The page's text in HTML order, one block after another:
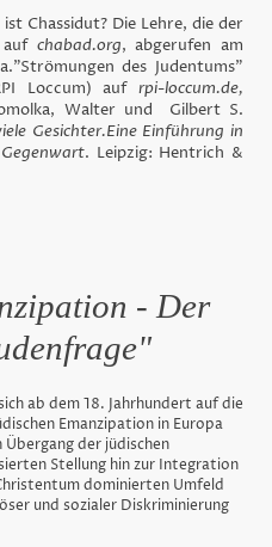
Chassidut? Die Lehre, die der
chabad.org, abgerufen am
des Judentums"
Loccum) auf rpi-loccum.de,
Walter und Gilbert S.
Gesichter.Eine Einführung in
. Leipzig: Hentrich &
- Der
ab dem 18. Jahrhundert auf die
Emanzipation in Europa
der jüdischen
Stellung hin zur Integration
dominierten Umfeld
und sozialer Diskriminierung